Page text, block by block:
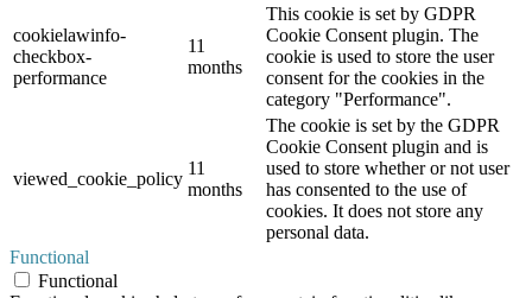
cookielawinfo-
checkbox-
performance
11
months
This cookie is set by GDPR
Cookie Consent plugin. The
cookie is used to store the user
consent for the cookies in the
category "Performance".
viewed_cookie_policy
11
months
The cookie is set by the GDPR
Cookie Consent plugin and is
used to store whether or not user
has consented to the use of
cookies. It does not store any
personal data.
Functional
Functional